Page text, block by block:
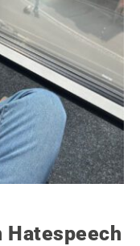
Hatespeech